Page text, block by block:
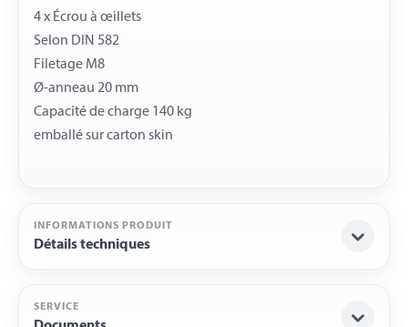
4 x Écrou à œillets
Selon DIN 582
Filetage M8
Ø-anneau 20 mm
Capacité de charge 140 kg
INFORMATIONS PRODUIT
Détails techniques
SERVICE